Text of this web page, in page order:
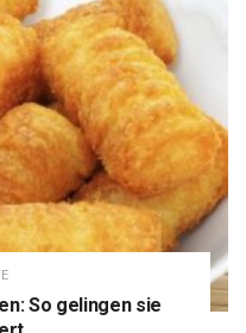
So gelingen sie